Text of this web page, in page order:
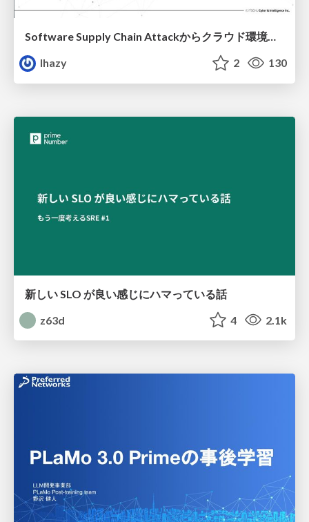
Software Supply Chain Attackからクラウド環境を守るためにできること
lhazy
2 130
新しい SLO が良い感じにハマっている話
z63d
4 2.1k